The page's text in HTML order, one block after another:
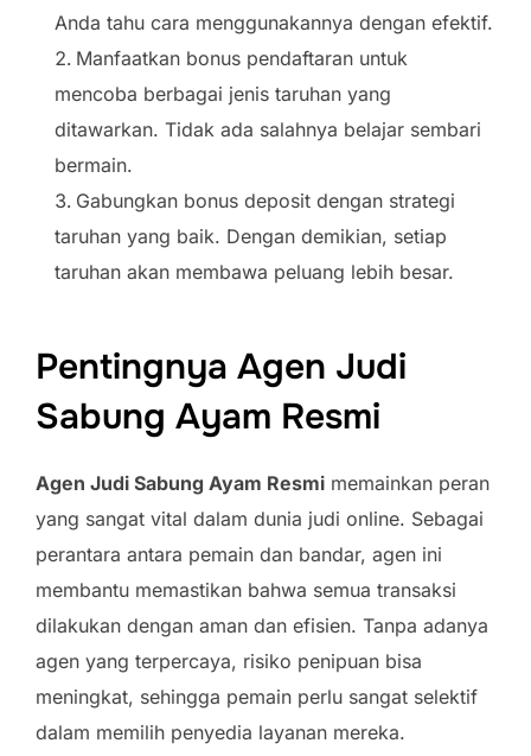
Anda tahu cara menggunakannya dengan efektif.
Manfaatkan bonus pendaftaran untuk
mencoba berbagai jenis taruhan yang
ditawarkan. Tidak ada salahnya belajar sembari
bermain.
Gabungkan bonus deposit dengan strategi
taruhan yang baik. Dengan demikian, setiap
taruhan akan membawa peluang lebih besar.
Pentingnya Agen Judi
Sabung Ayam Resmi
Agen Judi Sabung Ayam Resmi memainkan peran
yang sangat vital dalam dunia judi online. Sebagai
perantara antara pemain dan bandar, agen ini
membantu memastikan bahwa semua transaksi
dilakukan dengan aman dan efisien. Tanpa adanya
agen yang terpercaya, risiko penipuan bisa
meningkat, sehingga pemain perlu sangat selektif
dalam memilih penyedia layanan mereka.